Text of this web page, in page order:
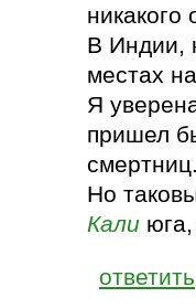
никакого
В Индии,
местах
Я
пришел
Но
Кали
ответить